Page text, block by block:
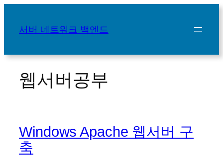
바
서버 네트워크 백엔드
웹서버공부
Windows Apache 웹서버 구
축